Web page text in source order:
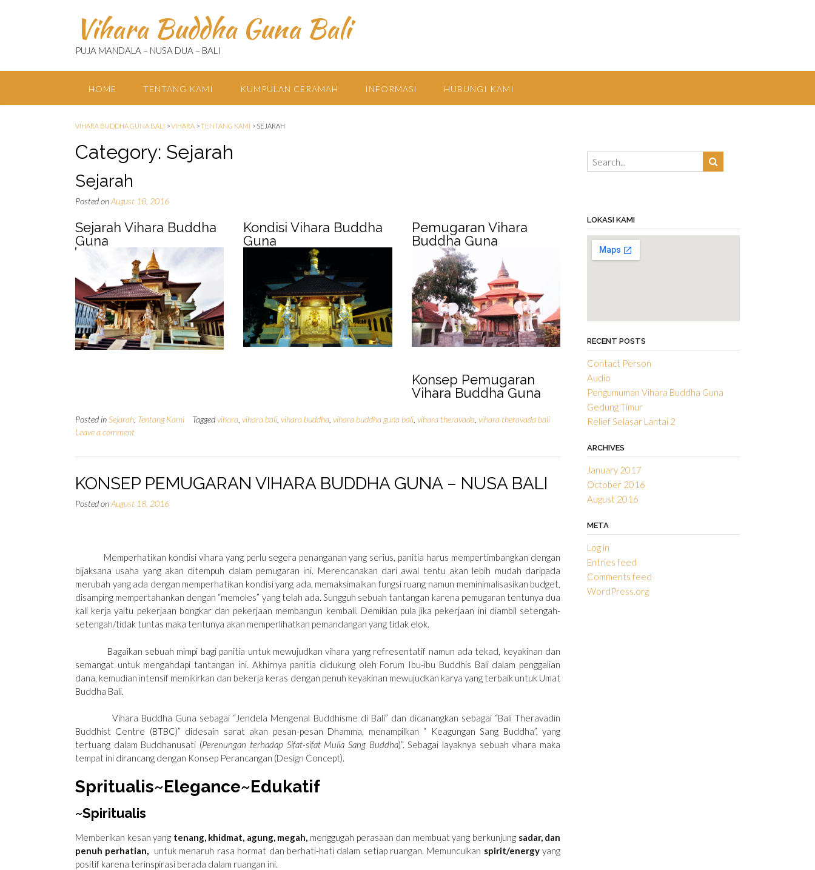
Vihara Buddha Guna Bali
PUJA MANDALA – NUSA DUA – BALI
HOME TENTANG KAMI KUMPULAN CERAMAH INFORMASI HUBUNGI KAMI
VIHARA BUDDHA GUNA BALI >VIHARA >TENTANG KAMI > SEJARAH
Category: Sejarah
Sejarah
Posted onAugust 18, 2016
Sejarah Vihara Buddha
Guna
Kondisi Vihara Buddha
Guna
Pemugaran Vihara
Buddha Guna
Konsep Pemugaran
Vihara Buddha Guna
Posted inSejarah Tentang Kami Taggedvihara vihara bali vihara buddha vihara buddha guna bali vihara theravada vihara theravada bali
Leave a comment
KONSEP PEMUGARAN VIHARA BUDDHA GUNA – NUSA BALI
Posted onAugust 18, 2016
Memperhatikan kondisi vihara yang perlu segera penanganan yang serius, panitia harus mempertimbangkan dengan
bijaksana usaha yang akan ditempuh dalam pemugaran ini. Merencanakan dari awal tentu akan lebih mudah daripada
merubah yang ada dengan memperhatikan kondisi yang ada, memaksimalkan fungsi ruang namun meminimalisasikan budget,
disamping mempertahankan dengan “memoles” yang telah ada. Sungguh sebuah tantangan karena pemugaran tentunya dua
kali kerja yaitu pekerjaan bongkar dan pekerjaan membangun kembali. Demikian pula jika pekerjaan ini diambil setengah-
setengah/tidak tuntas maka tentunya akan memperlihatkan pemandangan yang tidak elok.
Bagaikan sebuah mimpi bagi panitia untuk mewujudkan vihara yang refresentatif namun ada tekad, keyakinan dan
semangat untuk mengahdapi tantangan ini. Akhirnya panitia didukung oleh Forum Ibu-ibu Buddhis Bali dalam penggalian
dana, kemudian intensif memikirkan dan bekerja keras dengan penuh keyakinan mewujudkan karya yang terbaik untuk Umat
Buddha Bali.
Vihara Buddha Guna sebagai “Jendela Mengenal Buddhisme di Bali” dan dicanangkan sebagai “Bali Theravadin
Buddhist Centre (BTBC)” didesain sarat akan pesan-pesan Dhamma, menampilkan “ Keagungan Sang Buddha”, yang
tertuang dalam Buddhanusati (Perenungan terhadap Sifat-sifat Mulia Sang Buddha)”. Sebagai layaknya sebuah vihara maka
tempat ini dirancang dengan Konsep Perancangan (Design Concept).
Spritualis~Elegance~Edukatif
~Spiritualis
Memberikan kesan yang tenang, khidmat, agung, megah, menggugah perasaan dan membuat yang berkunjung sadar, dan
penuh perhatian,
untuk menaruh rasa hormat dan berhati-hati dalam setiap ruangan. Memunculkan spirit/energyyang
positif karena terinspirasi berada dalam ruangan ini.
LOKASI KAMI
RECENT POSTS
Contact Person
Audio
Pengumuman Vihara Buddha Guna
Gedung Timur
Relief Selasar Lantai 2
ARCHIVES
January 2017
October 2016
August 2016
META
Log in
Entries feed
Comments feed
WordPress.org